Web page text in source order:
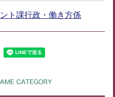
ト課行政・働き方係